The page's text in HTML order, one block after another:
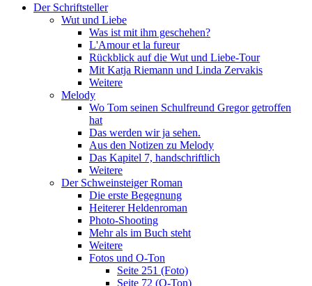
Der Schriftsteller
Wut und Liebe
Was ist mit ihm geschehen?
L'Amour et la fureur
Rückblick auf die Wut und Liebe-Tour
Mit Katja Riemann und Linda Zervakis
Weitere
Melody
Wo Tom seinen Schulfreund Gregor getroffen
hat
Das werden wir ja sehen.
Aus den Notizen zu Melody
Das Kapitel 7, handschriftlich
Weitere
Der Schweinsteiger Roman
Die erste Begegnung
Heiterer Heldenroman
Photo-Shooting
Mehr als im Buch steht
Weitere
Fotos und O-Ton
Seite 251 (Foto)
Seite 72 (O-Ton)